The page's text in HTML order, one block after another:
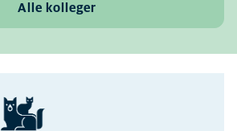
Alle kolleger